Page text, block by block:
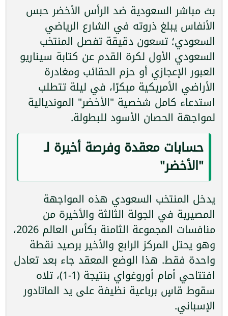
بث مباشر السعودية ضد الرأس الأخضر حبس
الأنفاس يبلغ ذروته في الشارع الرياضي
السعودي؛ تسعون دقيقة تفصل المنتخب
السعودي الأول لكرة القدم عن كتابة سيناريو
العبور الإعجازي أو حزم الحقائب ومغادرة
الأراضي الأمريكية مبكرًا، في ليلة تتطلب
استدعاء كامل شخصية "الأخضر" المونديالية
لمواجهة الحصان الأسود للبطولة.
حسابات معقدة وفرصة أخيرة لـ
"الأخضر"
يدخل المنتخب السعودي هذه المواجهة
المصيرية في الجولة الثالثة والأخيرة من
منافسات المجموعة الثامنة بكأس العالم 2026،
وهو يحتل المركز الرابع والأخير برصيد نقطة
واحدة فقط. هذا الوضع المعقد جاء بعد تعادل
افتتاحي أمام أوروغواي بنتيجة (1-1)، تلاه
سقوط قاسٍ برباعية نظيفة على يد الماتادور
الإسباني.